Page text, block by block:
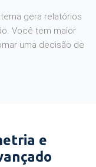
gera relatórios
Você tem maior
uma decisão de
e